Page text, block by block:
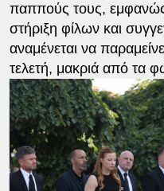
παππούς τους, εμφανώς
στήριξη φίλων και
αναμένεται να
τελετή, μακριά από τα